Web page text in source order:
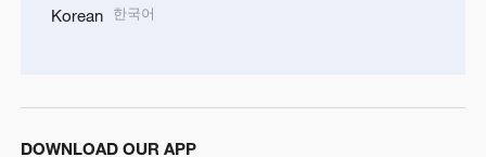
Korean 한국어
DOWNLOAD OUR APP